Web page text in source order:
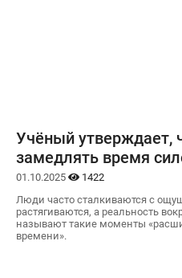
Учёный
замедлять время
01.10.2025
1422
Люди часто сталкиваются с
растягиваются, а реальность
называют такие моменты
времени».